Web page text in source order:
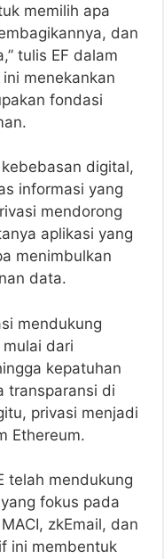
memilih apa
dan
tulis EF dalam
menekankan
fondasi
digital,
informasi yang
mendorong
aplikasi yang
menimbulkan
data.
mendukung
dari
kepatuhan
transparansi di
privasi menjadi
Ethereum.
telah mendukung
fokus pada
zkEmail, dan
ini membentuk